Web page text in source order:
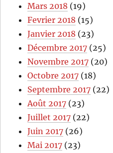
Mars 2018 (19)
Fevrier 2018 (15)
Janvier 2018 (23)
Décembre 2017 (25)
Novembre 2017 (20)
Octobre 2017 (18)
Septembre 2017 (22)
Août 2017 (23)
Juillet 2017 (22)
Juin 2017 (26)
Mai 2017 (23)